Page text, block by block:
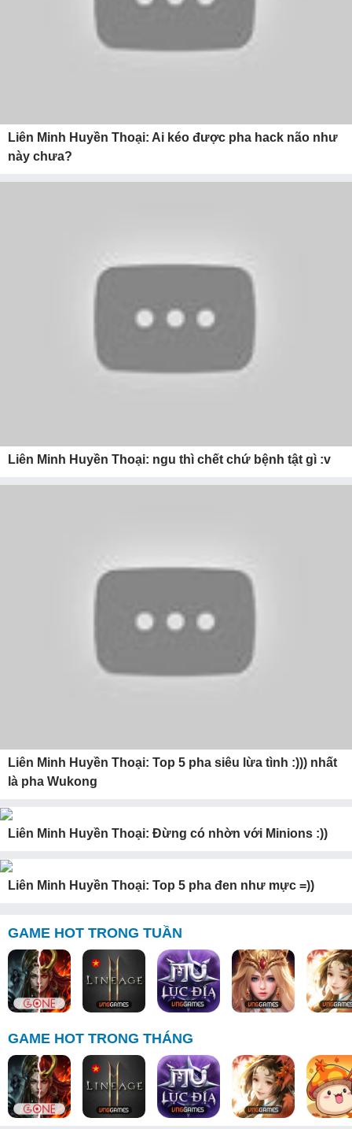
Liên Minh Huyền Thoại: Ai kéo được pha hack não như
này chưa?
Liên Minh Huyền Thoại: ngu thì chết chứ bệnh tật gì :v
Liên Minh Huyền Thoại: Top 5 pha siêu lừa tình :))) nhất
là pha Wukong
Liên Minh Huyền Thoại: Đừng có nhờn với Minions :))
Liên Minh Huyền Thoại: Top 5 pha đen như mực =))
GAME HOT TRONG TUẦN
GAME HOT TRONG THÁNG